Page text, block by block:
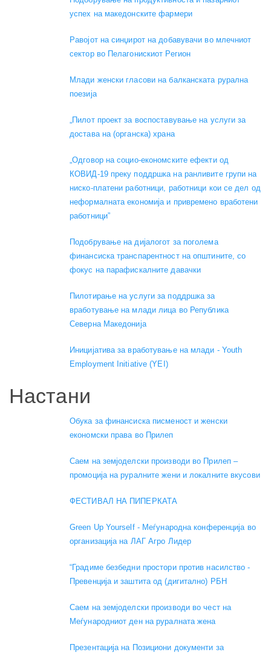
успех на македонските фармери
Равојот на синџирот на добавувачи во млечниот
сектор во Пелагонискиот Регион
Mлади женски гласови на балканската рурална
поезија
„Пилот проект за воспоставување на услуги за
достава на (органска) храна
„Одговор на социо-економските ефекти од
КОВИД-19 преку поддршка на ранливите групи на
ниско-платени работници, работници кои се дел од
неформалната економија и привремено вработени
работници”
Подобрување на дијалогот за поголема
финансиска транспарентност на општините, со
фокус на парафискалните давачки
Пилотирање на услуги за поддршка за
вработување на млади лица во Република
Северна Македонија
Иницијатива за вработување на млади - Youth
Employment Initiative (YEI)
Настани
Обука за финансиска писменост и женски
економски права во Прилеп
Саем на земјоделски производи во Прилеп –
промоција на руралните жени и локалните вкусови
ФЕСТИВАЛ НА ПИПЕРКАТА
Green Up Yourself - Меѓународна конференција во
организација на ЛАГ Агро Лидер
“Градиме безбедни простори против насилство -
Превенција и заштита од (дигитално) РБН
Саем на земјоделски производи во чест на
Меѓународниот ден на руралната жена
Презентација на Позициони документи за